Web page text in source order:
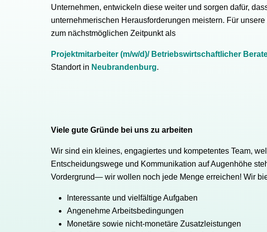
Unternehmen, entwickeln diese weiter und sorgen dafür,
unternehmerischen Herausforderungen meistern. Für
zum nächstmöglichen Zeitpunkt als
Projektmitarbeiter (m/w/d)/ Betriebswirtschaftlicher
Standort in Neubrandenburg.
Viele gute Gründe bei uns zu arbeiten
Wir sind ein kleines, engagiertes und kompetentes Team,
Entscheidungswege und Kommunikation auf Augenhöhe
Vordergrund— wir wollen noch jede Menge erreichen! Wir
Interessante und vielfältige Aufgaben
Angenehme Arbeitsbedingungen
Monetäre sowie nicht-monetäre Zusatzleistungen